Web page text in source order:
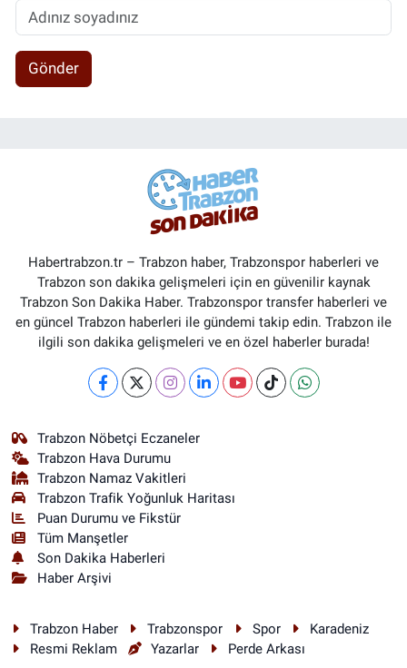
Gönder
Habertrabzon.tr – Trabzon haber, Trabzonspor haberleri ve
Trabzon son dakika gelişmeleri için en güvenilir kaynak
Trabzon Son Dakika Haber. Trabzonspor transfer haberleri ve
en güncel Trabzon haberleri ile gündemi takip edin. Trabzon ile
ilgili son dakika gelişmeleri ve en özel haberler burada!
Trabzon Nöbetçi Eczaneler
Trabzon Hava Durumu
Trabzon Namaz Vakitleri
Trabzon Trafik Yoğunluk Haritası
Puan Durumu ve Fikstür
Tüm Manşetler
Son Dakika Haberleri
Haber Arşivi
Trabzon Haber Trabzonspor Spor
Karadeniz
Resmi Reklam
Yazarlar Perde Arkası